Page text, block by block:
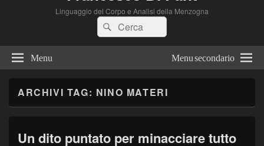
Linguaggio del Corpo e Analisi della Menzogna
Cerca:Cerca
Menu Menu secondario
ARCHIVI TAG: NINO MATERI
Un dito puntato per minacciare tutto